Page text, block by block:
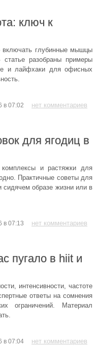
ключ к
включать глубинные мышцы
разобраны примеры
и лайфхаки для офисных
в 07:02 нет комментариев
для ягодиц в
комплексы и растяжки для
Практичные советы для
образе жизни или в
в 07:13 нет комментариев
пугало в hiit и
интенсивности, частоте
ответы на сомнения
ограничений. Материал
в 07:04 нет комментариев